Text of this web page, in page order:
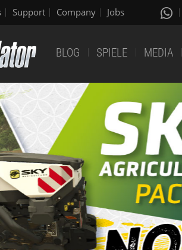
Support Company Jobs
BLOG SPIELE MEDIA